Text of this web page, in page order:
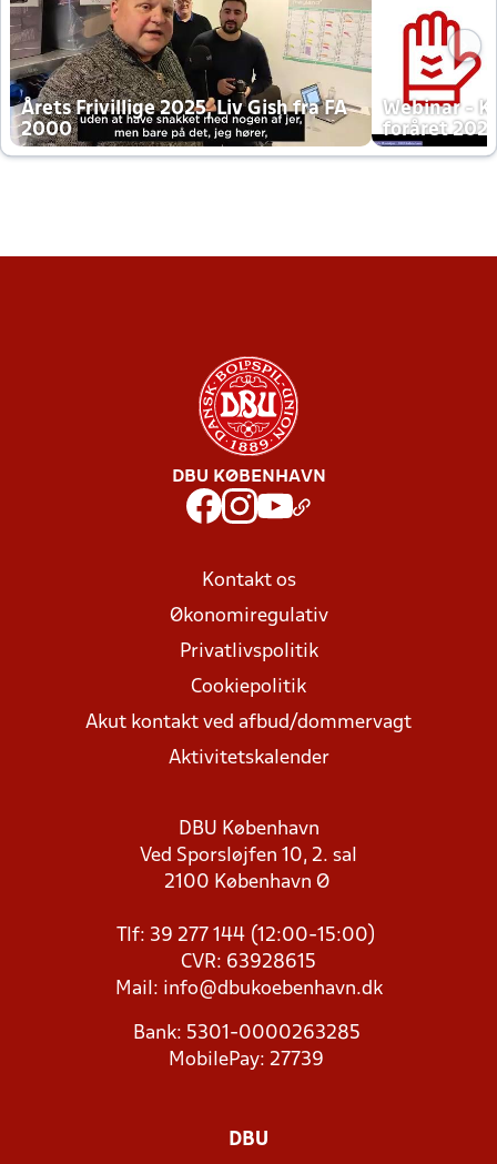
Årets Frivillige 2025, Liv Gish fra FA
2000
Webinar -
foråret
DBU KØBENHAVN
Kontakt os
Økonomiregulativ
Privatlivspolitik
Cookiepolitik
Akut kontakt ved afbud/dommervagt
Aktivitetskalender
DBU København
Ved Sporsløjfen 10, 2. sal
2100 København Ø
Tlf: 39 277 144 (12:00-15:00)
CVR: 63928615
Mail: info@dbukoebenhavn.dk
Bank: 5301-0000263285
MobilePay: 27739
DBU